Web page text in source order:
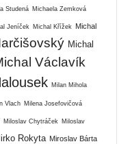
Studená Michaela Zemková
Jeníček Michal Křížek Michal
Michal
Václavík
Milan Mihola
Vlach Milena Josefovičová
Miloslav Chytráček Miloslav
Rokyta Miroslav Bárta